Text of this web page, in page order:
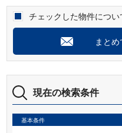
現在の検索条件
基本条件
チェックした物件につい
まと